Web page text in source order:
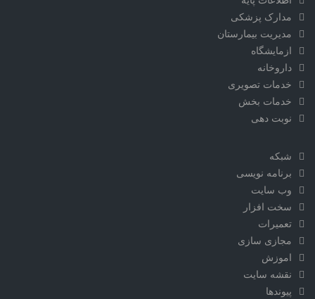
مدارک پزشکی
مدیریت بیمارستان
ازمایشگاه
داروخانه
خدمات تصویری
خدمات بخش
نوبت دهی
شبکه
برنامه نویسی
وب سایت
سخت افزار
تعمیرات
مجازی سازی
اموزش
نقشه سایت
پیوندها